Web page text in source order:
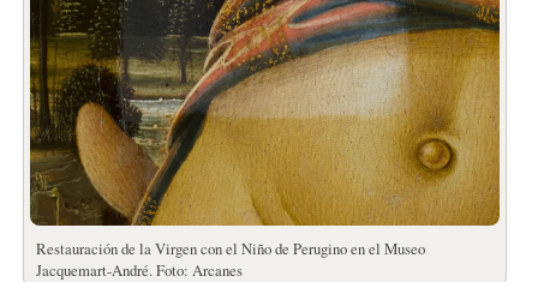
Restauración de la Virgen con el Niño de Perugino en el Museo
Jacquemart-André. Foto: Arcanes